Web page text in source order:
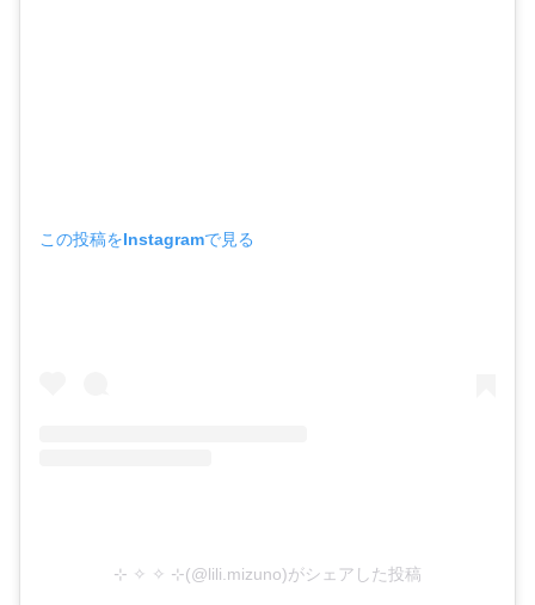
この投稿をInstagramで見る
⊹ ✧ ✧ ⊹(@lili.mizuno)がシェアした投稿